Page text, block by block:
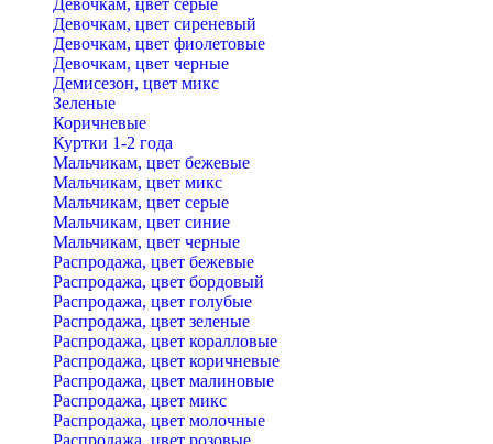
Девочкам, цвет серые
Девочкам, цвет сиреневый
Девочкам, цвет фиолетовые
Девочкам, цвет черные
Демисезон, цвет микс
Зеленые
Коричневые
Куртки 1-2 года
Мальчикам, цвет бежевые
Мальчикам, цвет микс
Мальчикам, цвет серые
Мальчикам, цвет синие
Мальчикам, цвет черные
Распродажа, цвет бежевые
Распродажа, цвет бордовый
Распродажа, цвет голубые
Распродажа, цвет зеленые
Распродажа, цвет коралловые
Распродажа, цвет коричневые
Распродажа, цвет малиновые
Распродажа, цвет микс
Распродажа, цвет молочные
Распродажа, цвет розовые